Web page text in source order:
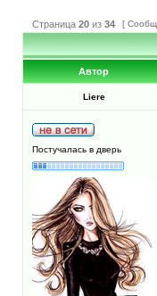
Страница 20 из 34 [
Автор
Liere
Постучалась в дверь